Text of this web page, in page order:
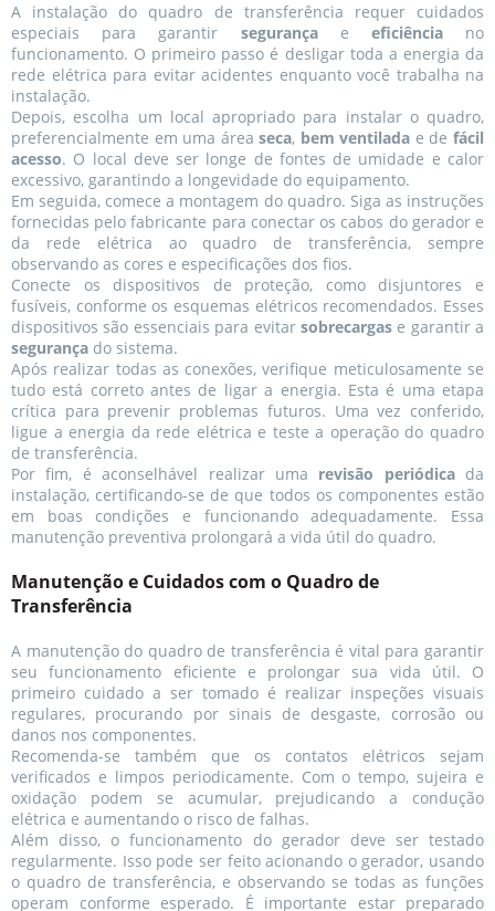
A instalação do quadro de transferência requer cuidados
especiais para garantir segurançae eficiênciano
funcionamento. O primeiro passo é desligar toda a energia da
rede elétrica para evitar acidentes enquanto você trabalha na
instalação.
Depois, escolha um local apropriado para instalar o quadro,
preferencialmente em uma áreaseca, bem ventilada e defácil
acesso. O local deve ser longe de fontes de umidade e calor
excessivo, garantindo a longevidade do equipamento.
Em seguida, comece a montagem do quadro. Siga as instruções
fornecidas pelo fabricante para conectar os cabos do gerador e
da rede elétrica ao quadro de transferência, sempre
observando as cores e especificações dos fios.
Conecte os dispositivos de proteção, como disjuntores e
fusíveis, conforme os esquemas elétricos recomendados. Esses
dispositivos são essenciais para evitar sobrecargase garantir a
segurança do sistema.
Após realizar todas as conexões, verifique meticulosamente se
tudo está correto antes de ligar a energia. Esta é uma etapa
crítica para prevenir problemas futuros. Uma vez conferido,
ligue a energia da rede elétrica e teste a operação do quadro
de transferência.
Por fim, é aconselhável realizar uma revisão periódicada
instalação, certificando-se de que todos os componentes estão
em boas condições e funcionando adequadamente. Essa
manutenção preventiva prolongará a vida útil do quadro.
Manutenção e Cuidados com o Quadro de
Transferência
A manutenção do quadro de transferência é vital para garantir
seu funcionamento eficiente e prolongar sua vida útil. O
primeiro cuidado a ser tomado é realizar inspeções visuais
regulares, procurando por sinais de desgaste, corrosão ou
danos nos componentes.
Recomenda-se também que os contatos elétricos sejam
verificados e limpos periodicamente. Com o tempo, sujeira e
oxidação podem se acumular, prejudicando a condução
elétrica e aumentando o risco de falhas.
Além disso, o funcionamento do gerador deve ser testado
regularmente. Isso pode ser feito acionando o gerador, usando
o quadro de transferência, e observando se todas as funções
operam conforme esperado. É importante estar preparado